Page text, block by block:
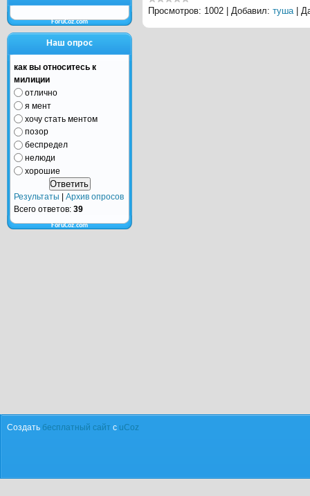
Просмотров: 1002 Добавил: туша
ForuCoz.com
Наш опрос
как вы относитесь к
милиции
отлично
я мент
хочу стать ментом
позор
беспредел
нелюди
хорошие
Результаты
Архив опросов
Всего ответов: 39
ForuCoz.com
Создать бесплатный сайт с uCoz